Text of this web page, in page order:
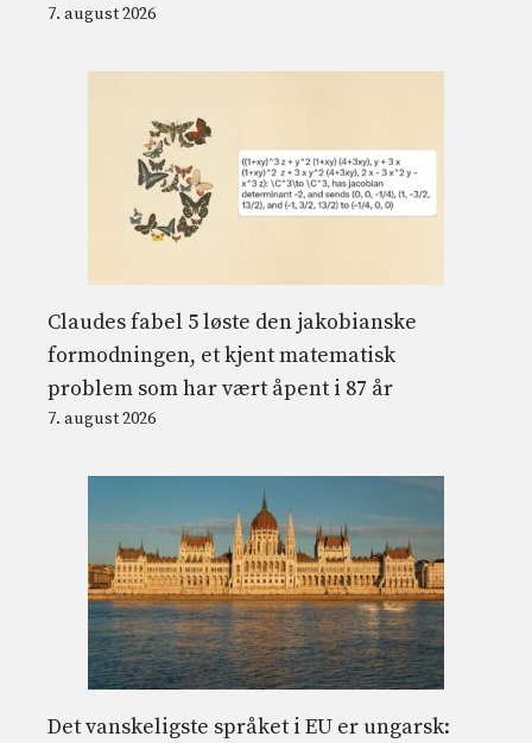
7. august 2026
Claudes fabel 5 løste den jakobianske
formodningen, et kjent matematisk
problem som har vært åpent i 87 år
7. august 2026
Det vanskeligste språket i EU er ungarsk: